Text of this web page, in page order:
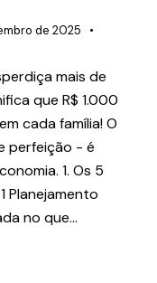
de 2025
mais de
que R$ 1.000
cada família! O
perfeição - é
1. Os 5
Planejamento
no que…